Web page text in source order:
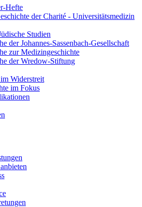
Hefte
der Charité - Universitätsmedizin
Studien
der Johannes-Sassenbach-Gesellschaft
zur Medizingeschichte
der Wredow-Stiftung
Widerstreit
im Fokus